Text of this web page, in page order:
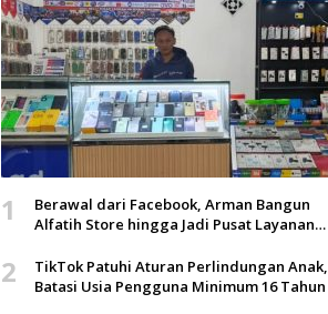
1
Berawal dari Facebook, Arman Bangun
Alfatih Store hingga Jadi Pusat Layanan
2
TikTok Patuhi Aturan Perlindungan Anak,
Batasi Usia Pengguna Minimum 16 Tahun